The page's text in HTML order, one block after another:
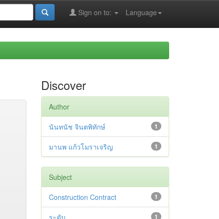
Language
Sign on to:
Discover
Author
1
นันทนัช จินตพิทักษ์
1
มานพ แก้วโมราเจริญ
Subject
1
Construction Contract
1
ระดับ